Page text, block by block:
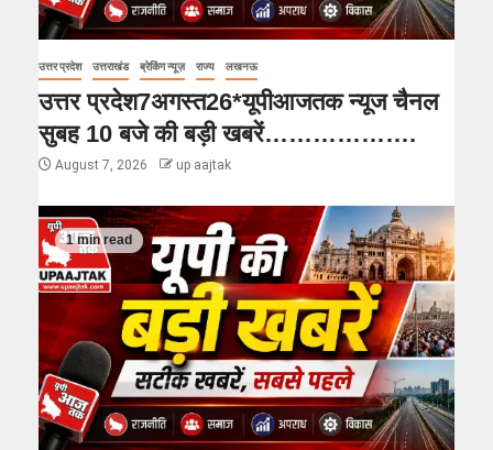
उत्तर प्रदेश उत्तराखंड ब्रेकिंग न्यूज़ राज्य लखनऊ
उत्तर प्रदेश7अगस्त26*यूपीआजतक न्यूज चैनल
सुबह 10 बजे की बड़ी खबरें……………….
August 7, 2026 up aajtak
1 min read